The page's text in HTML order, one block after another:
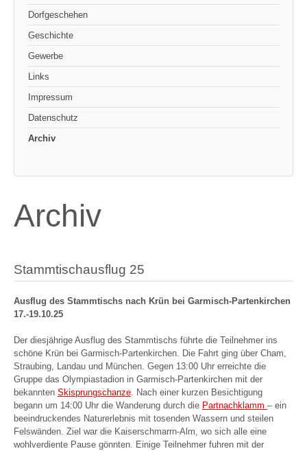
Dorfgeschehen
Geschichte
Gewerbe
Links
Impressum
Datenschutz
Archiv
Archiv
Stammtischausflug 25
Ausflug des Stammtischs nach Krün bei Garmisch-Partenkirchen
17.-19.10.25
Der diesjährige Ausflug des Stammtischs führte die Teilnehmer ins
schöne Krün bei Garmisch-Partenkirchen. Die Fahrt ging über Cham,
Straubing, Landau und München. Gegen 13:00 Uhr erreichte die
Gruppe das Olympiastadion in Garmisch-Partenkirchen mit der
bekannten Skisprungschanze. Nach einer kurzen Besichtigung
begann um 14:00 Uhr die Wanderung durch die Partnachklamm – ein
beeindruckendes Naturerlebnis mit tosenden Wassern und steilen
Felswänden. Ziel war die Kaiserschmarrn-Alm, wo sich alle eine
wohlverdiente Pause gönnten. Einige Teilnehmer fuhren mit der